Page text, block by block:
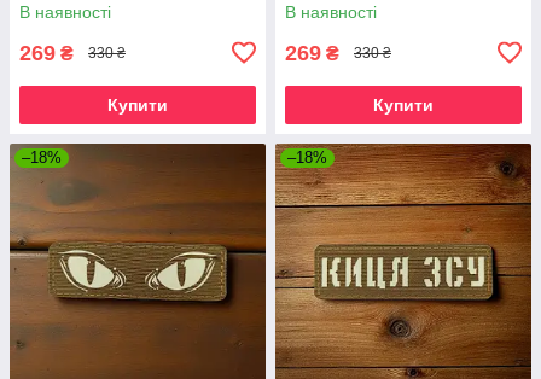
В наявності
269 ₴ 330 ₴
Купити
В наявності
269 ₴ 330 ₴
Купити
–18% –18%